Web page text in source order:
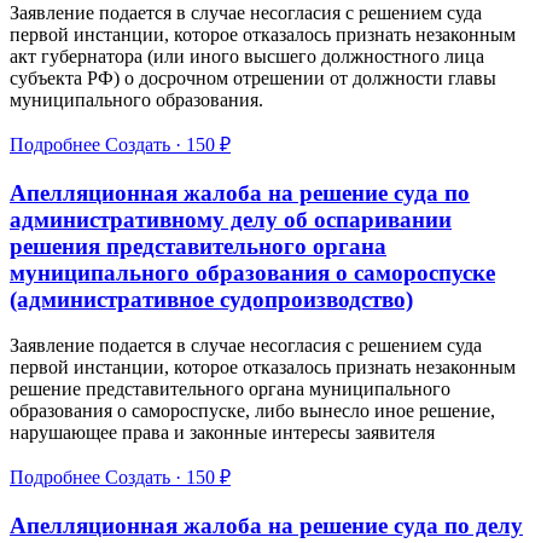
Заявление подается в случае несогласия с решением суда
первой инстанции, которое отказалось признать незаконным
акт губернатора (или иного высшего должностного лица
субъекта РФ) о досрочном отрешении от должности главы
муниципального образования.
Подробнее Создать · 150 ₽
Апелляционная жалоба на решение суда по
административному делу об оспаривании
решения представительного органа
муниципального образования о самороспуске
(административное судопроизводство)
Заявление подается в случае несогласия с решением суда
первой инстанции, которое отказалось признать незаконным
решение представительного органа муниципального
образования о самороспуске, либо вынесло иное решение,
нарушающее права и законные интересы заявителя
Подробнее Создать · 150 ₽
Апелляционная жалоба на решение суда по делу